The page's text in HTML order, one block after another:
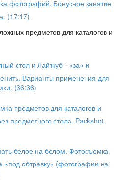
фотографий. Бонусное занятие
(17:17)
предметов для каталогов и
стол и Лайткуб - «за» и
Варианты применения для
(36:36)
предметов для каталогов и
предметного стола. Packshot.
белое на белом. Фотосъемка
«под обтравку» (фотографии на